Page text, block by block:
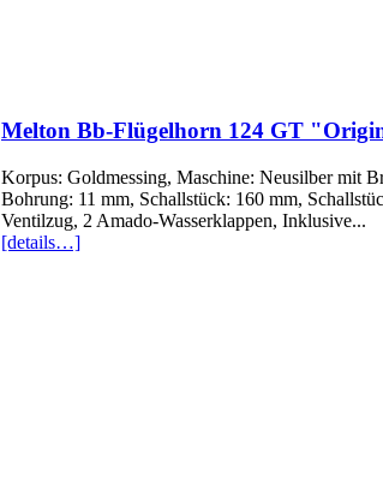
Melton Bb-Flügelhorn 124 GT
Korpus: Goldmessing, Maschine: Neusilber mit
Bohrung: 11 mm, Schallstück: 160 mm,
Ventilzug, 2 Amado-Wasserklappen, Inklusive...
[details…]